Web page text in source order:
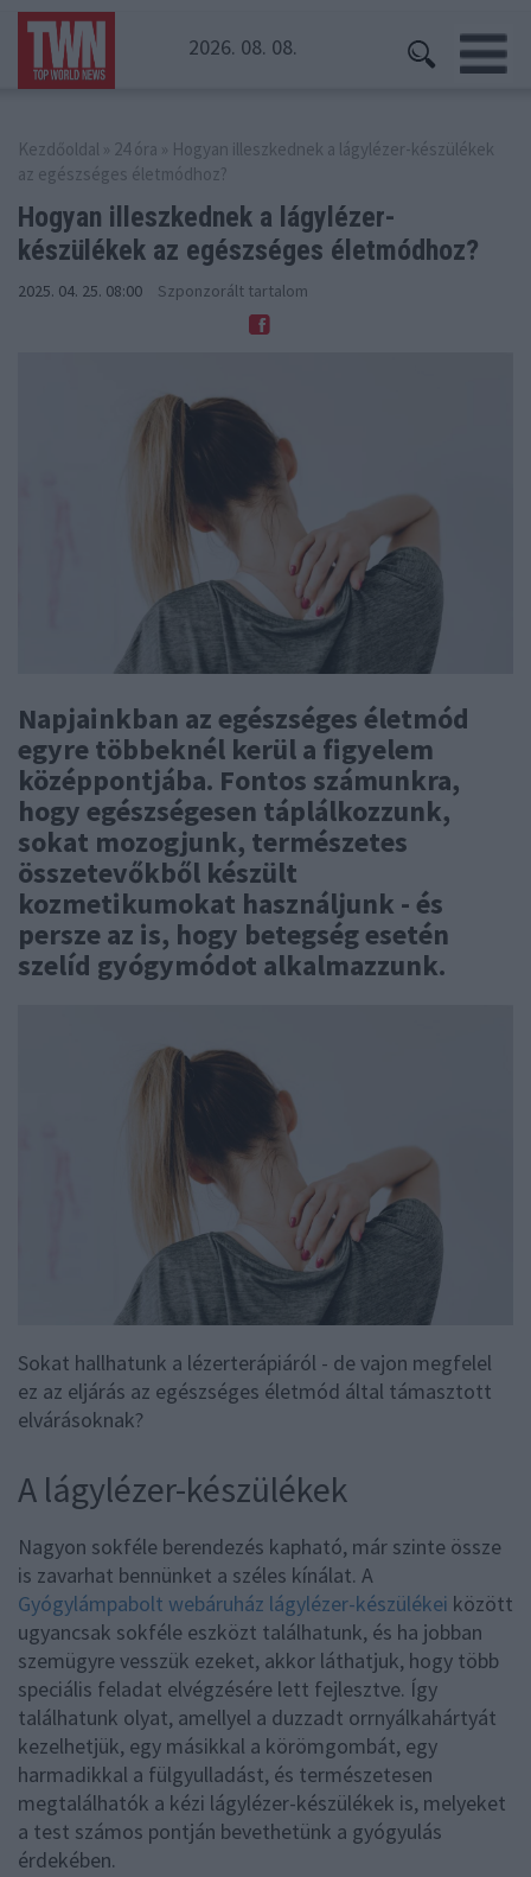
2026. 08. 08.
Kezdőoldal » 24 óra » Hogyan illeszkednek a lágylézer-készülékek
az egészséges életmódhoz?
Hogyan illeszkednek a lágylézer-
készülékek az egészséges életmódhoz?
2025. 04. 25. 08:00 Szponzorált tartalom
Napjainkban az egészséges életmód
egyre többeknél kerül a figyelem
középpontjába. Fontos számunkra,
hogy egészségesen táplálkozzunk,
sokat mozogjunk, természetes
összetevőkből készült
kozmetikumokat használjunk - és
persze az is, hogy betegség esetén
szelíd gyógymódot alkalmazzunk.
Sokat hallhatunk a lézerterápiáról - de vajon megfelel
ez az eljárás az egészséges életmód által támasztott
elvárásoknak?
A lágylézer-készülékek
Nagyon sokféle berendezés kapható, már szinte össze
is zavarhat bennünket a széles kínálat. A
Gyógylámpabolt webáruház lágylézer-készülékei között
ugyancsak sokféle eszközt találhatunk, és ha jobban
szemügyre vesszük ezeket, akkor láthatjuk, hogy több
speciális feladat elvégzésére lett fejlesztve. Így
találhatunk olyat, amellyel a duzzadt orrnyálkahártyát
kezelhetjük, egy másikkal a körömgombát, egy
harmadikkal a fülgyulladást, és természetesen
megtalálhatók a kézi lágylézer-készülékek is, melyeket
a test számos pontján bevethetünk a gyógyulás
érdekében.